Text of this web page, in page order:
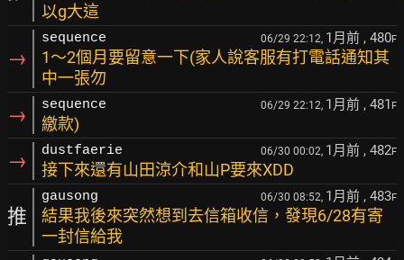
以g大這
→
sequence 06/29 22:12, 1月前 , 480F
1～2個月要留意一下(家人說客服有打電話通知其
中一張勿
→ sequence 06/29 22:12, 1月前 , 481 F
繳款)
→ dustfaerie 06/30 00:02, 1月前 , 482F
接下來還有山田涼介和山P要來XDD
推
gausong 06/30 08:52, 1月前 , 483F
結果我後來突然想到去信箱收信，發現6/28有寄
一封信給我